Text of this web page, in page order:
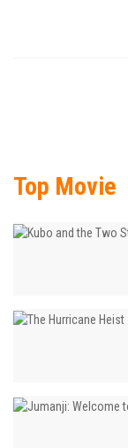
Top Movie